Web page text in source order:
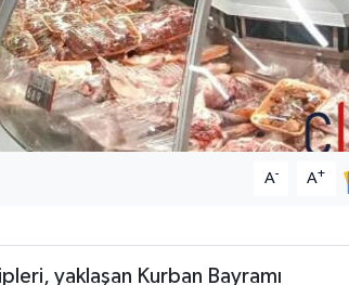
A- A+
yaklaşan Kurban Bayramı